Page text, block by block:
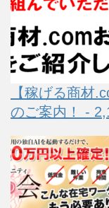
【稼げる商材
のご案内！ -